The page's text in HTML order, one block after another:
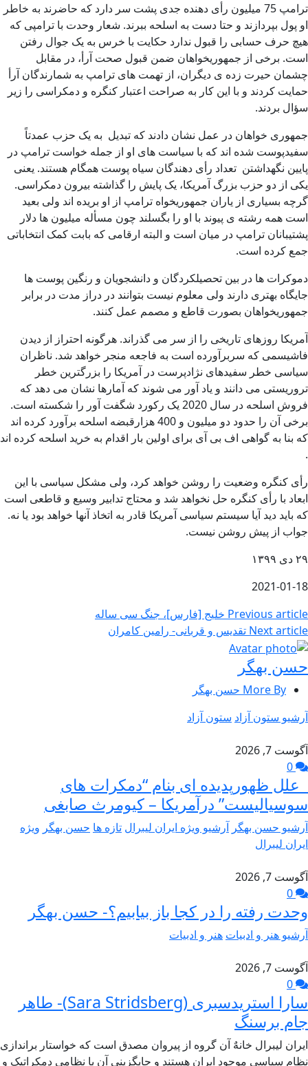
ترامپ 75 میلیون رأی دهنده جدی پشت سر دارد که حاضرند به خاطر
او پول بپردازند و حتا دست به اسلحه ببرند. شعار وحدت با ترامپی که
هیچ حرف حسابی را قبول ندارد حکایت با خرس به یک جوال رفتن
است. برخی از جمهوریخواهان ضمن قبول صحت آرأ، در مقابل
چشمان حیرت زده ی دیگران، از تهمت های ترامپ به شمارندگان آرأ
حمایت کردند و با این کار به صراحت اعتبار کنگره و دمکراسی را زیر
سؤال بردند.
جمهوری خواهان در عمل نشان دادند که تبدیل به یک حزب عمدتاً
سفیدپوست شده اند که با سیاست های او از جمله خواست ترامپ در
پایین نگهداشتن تعداد رأی دهندگان سیاه پوست همگام هستند. یعنی
یکی از دو حزب بزرگ آمریکا، یک پایش را گذاشته بیرون دمکراسی.
گرچه بسیاری از یاران جمهوریخواه ترامپ از او بریده اند ولی بعید
است همه رشته ی پیوند با او را بگسلند چون مسأله میلیون ها دلار
پشتیبانان ترامپ در میان است و البته ارقامی که بابت کمک انتخاباتی
جمع کرده است.
دموکرات ها در بین تحصیلکردگان و دانشجویان و رنگین پوست ها
جایگاه بهتری دارند ولی معلوم نیست بتوانند در دراز مدت در برابر
جمهوریخواهان بصورت قاطع و مصمم عمل کنند.
آمریکا روزهای تاریخی را از سر می گذراند. هرگونه احتراز از دیدن
فاشیسمی که سربرآورده است به فاجعه منجر خواهد شد. ناظران
سیاسی خطر سفیدهای نژادپرست در آمریکا را بزرگترین خطر
تروریستی می دانند و یاد آور می شوند که آمارها نشان می دهد که
فروش اسلحه در سال 2020 یک رکورد شگفت آور را شکسته است.
برخی آن را حدود دو میلیون و 400 هزارقبضه اسلحه برآورد کرده اند
که بنا به گواهی اف بی آی برای اولین بار اقدام به خرید اسلحه کرده اند
.
رأی کنگره وضعیت را روشن خواهد کرد، ولی مشکل سیاسی با این
ابعاد با رأی کنگره حل نخواهد شد و محتاج تدابیر وسیع و قاطعی است
که باید دید آیا سیستم سیاسی آمریکا قادر به اتخاذ آنها خواهد بود یا نه.
جواب از پیش روشن نیست.
۲۹ دی ۱۳۹۹
2021-01-18
Previous article خلیج [فارس]، جنگ سی ساله
Next article تقدیس و قربانی- رامین کامران
حسن بهگر
More By حسن بهگر
آرشیو ستون آزاد ستون آزاد
آگوست 7, 2026
علل ظهورپدیده ای بنام “دمکرات های
سوسیالیست” درآمریکا – کیومرث صابغی
آرشیو حسن بهگر آرشیو ویژه ایران لیبرال تازه ها حسن بهگر ویژه
ایران لیبرال
آگوست 7, 2026
وحدت رفته را در کجا باز بیابیم؟- حسن بهگر
آرشیو هنر و ادبیات هنر و ادبیات
آگوست 7, 2026
سارا استریدسبری (Sara Stridsberg)- طاهر
جام برسنگ
ایران لیبرال خانهٌ آن گروه از پیروان مصدق است که خواستار براندازی
نظام سیاسی موجود ایران هستند و جایگزینی آن با نظامی دمکراتیک و